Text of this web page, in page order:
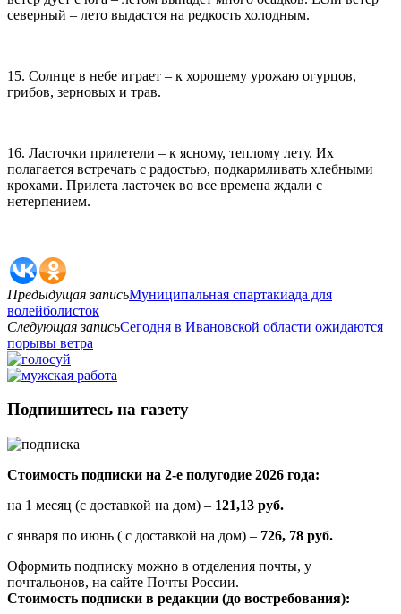
северный – лето выдастся на редкость холодным.
15. Солнце в небе играет – к хорошему урожаю огурцов,
грибов, зерновых и трав.
16. Ласточки прилетели – к ясному, теплому лету. Их
полагается встречать с радостью, подкармливать хлебными
крохами. Прилета ласточек во все времена ждали с
нетерпением.
Предыдущая записьМуниципальная спартакиада для
волейболисток
Следующая записьСегодня в Ивановской области ожидаются
порывы ветра
Подпишитесь на газету
Стоимость подписки на 2-е полугодие 2026 года:
на 1 месяц (с доставкой на дом) – 121,13 руб.
с января по июнь ( с доставкой на дом) – 726, 78 руб.
Оформить подписку можно в отделения почты, у
почтальонов, на сайте Почты России.
Стоимость подписки в редакции (до востребования):